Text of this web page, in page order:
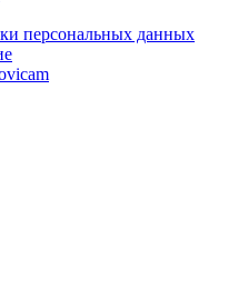
персональных данных